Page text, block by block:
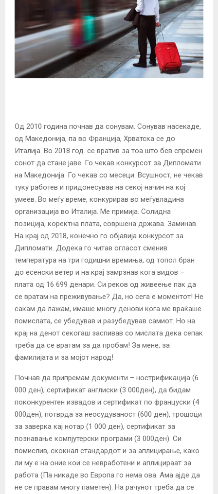
Од 2010 година почнав да сонувам. Сонував насекаде,
од Македонија, па во Франција, Хрватска се до
Италија. Во 2018 год. се вратив за тоа што бев спремен
сонот да стане јаве. Го чекав конкурсот за Дипломати
на Македонија. Го чекав со месеци. Всушност, не чекав
туку работев и придонесував на секој начин на кој
умеев. Во меѓу време, конкурирав во меѓувладина
организација во Италија. Ме примија. Солидна
позиција, коректна плата, совршена држава. Заминав.
На крај од 2018, конечно го објавија конкурсот за
Дипломати. Додека го читав огласот сменив
температура на три годишни времиња, од топол бран
до есенски ветер и на крај замрзнав кога видов –
плата од 16 699 денари. Си реков од живеење пак да
се вратам на преживување? Да, но сега е моментот! Не
сакам да лажам, имаше многу денови кога ме враќаше
помислата, се убедував и разубедував самиот. Но на
крај на денот секогаш заспивав со мислата дека сепак
треба да се вратам за да пробам! За мене, за
фамилијата и за мојот народ!
Почнав да припремам документи – нострификација (6
000 ден), сертификат англиски (3 000ден), да бидам
поконкурентен извадов и сертификат по француски (4
000ден), потврда за неосудуваност (600 ден), трошоци
за заверка кај нотар (1 000 ден), сертификат за
познавање компјутерски програми (3 000ден). Си
помислив, скокнал стандардот и за аплицирање, како
ли му е на оние кои се невработени и аплицираат за
работа (Па никаде во Европа го нема ова. Ама ајде да
не се правам многу паметен). На рачунот треба да се